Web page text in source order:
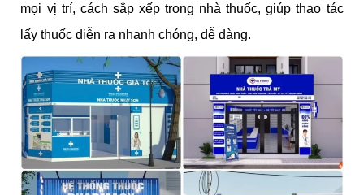
mọi vị trí, cách sắp xếp trong nhà thuốc, giúp thao tác
lấy thuốc diễn ra nhanh chóng, dễ dàng.